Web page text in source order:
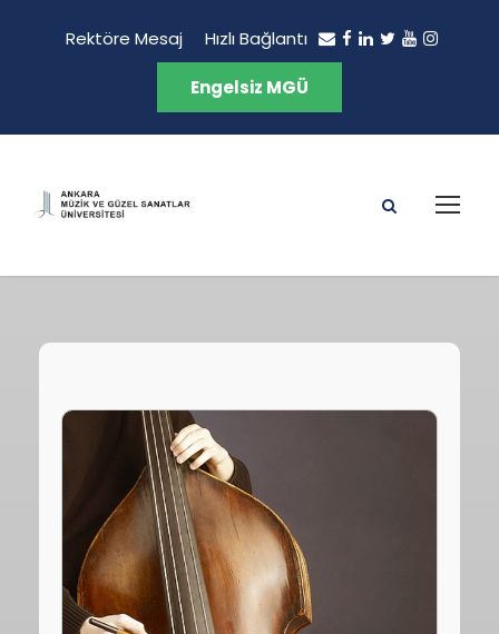
Rektöre Mesaj Hızlı Bağlantı
Engelsiz MGÜ